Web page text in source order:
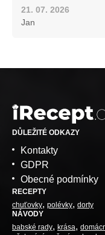
21. 07. 2026
Jan
DŮLEŽITÉ ODKAZY
Kontakty
GDPR
Obecné podmínky
RECEPTY
chuťovky polévky dorty
NÁVODY
babské rady krása